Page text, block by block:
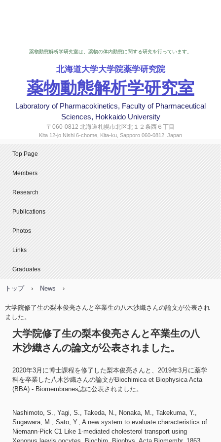
薬物動態解析学研究室は、薬物の体内動態に関する研究を行っています。
北海道大学大学院薬学研究院
薬物動態解析学研究室
Laboratory of Pharmacokinetics, Faculty of Pharmaceutical
Sciences, Hokkaido University
〒060-0812 北海道札幌市北区北１２条西６丁目
Kita 12-jo Nishi 6-chome, Kita-ku, Sapporo 060-0812, Japan
Top Page
Members
Research
Publications
Photos
Links
Graduates
トップ › News ›
大学院修了生の梨本俊亮さんと卒業生の八木沙織さんの論文が公表され
ました。
大学院修了生の梨本俊亮さんと卒業生の八
木沙織さんの論文が公表されました。
2020年3月に博士課程を修了した梨本俊亮さんと、2019年3月に薬学
科を卒業した八木沙織さんの論文がBiochimica et Biophysica Acta
(BBA) - Biomembranes誌に公表されました。
Nashimoto, S., Yagi, S., Takeda, N., Nonaka, M., Takekuma, Y.,
Sugawara, M., Sato, Y., A new system to evaluate characteristics of
Niemann-Pick C1 Like 1-mediated cholesterol transport using